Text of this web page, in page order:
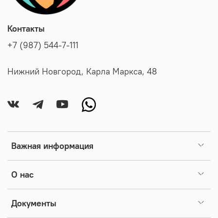
Важная информация
О нас
Документы
Контакты
+7 (987) 544-7-111
Нижний Новгород, Карла Маркса, 48